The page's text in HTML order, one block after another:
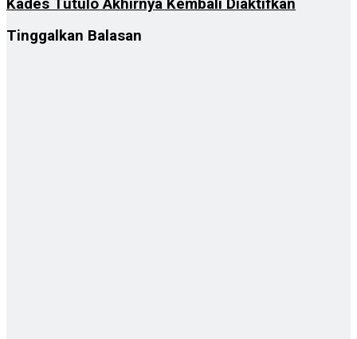
Kades Tutulo Akhirnya Kembali Diaktifkan
Tinggalkan Balasan